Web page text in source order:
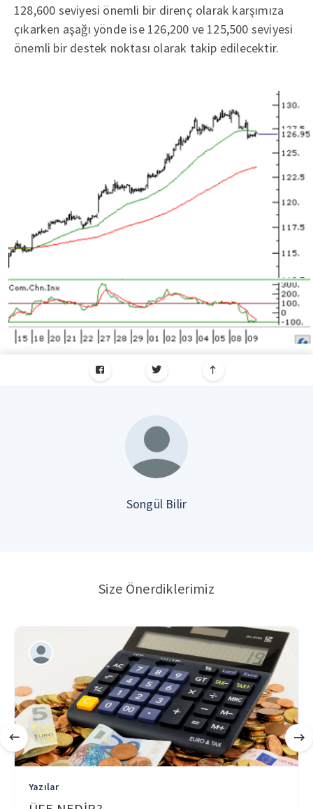
128,600 seviyesi önemli bir direnç olarak karşımıza
çıkarken aşağı yönde ise 126,200 ve 125,500 seviyesi
önemli bir destek noktası olarak takip edilecektir.
Songül Bilir
Size Önerdiklerimiz
Yazılar